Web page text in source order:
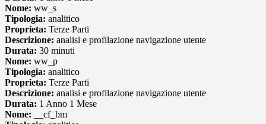
Nome: ww_s
Tipologia: analitico
Proprieta: Terze Parti
Descrizione: analisi e profilazione navigazione utente
Durata: 30 minuti
Nome: ww_p
Tipologia: analitico
Proprieta: Terze Parti
Descrizione: analisi e profilazione navigazione utente
Durata: 1 Anno 1 Mese
Nome: __cf_bm